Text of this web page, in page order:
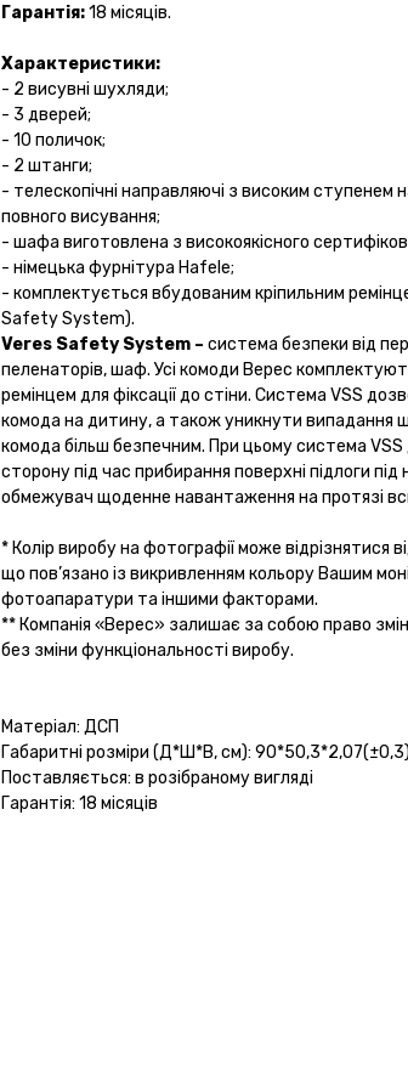
Гарантія:18 місяців.
Характеристики:
- 2 висувні шухляди;
- 3 дверей;
- 10 поличок;
- 2 штанги;
- телескопічні направляючі з високим ступенем
повного висування;
- шафа виготовлена з високоякісного
- німецька фурнітура Hafele;
- комплектується вбудованим кріпильним
Safety System).
Veres Safety System – система безпеки від
пеленаторів, шаф. Усі комоди Верес
ремінцем для фіксації до стіни. Система VSS
комода на дитину, а також уникнути випадання
комода більш безпечним. При цьому система
сторону під час прибирання поверхні підлоги
обмежувач щоденне навантаження на протязі
* Колір виробу на фотографії може відрізнятися
що пов’язано із викривленням кольору Вашим
фотоапаратури та іншими факторами.
** Компанія «Верес» залишає за собою право
без зміни функціональності виробу.
Матеріал: ДСП
Габаритні розміри (Д*Ш*В, см):
Поставляється: в розібраному вигляді
Гарантія: 18 місяців